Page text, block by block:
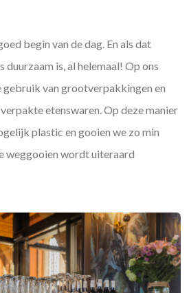
begin van de dag. En als dat
is, al helemaal! Op ons
van grootverpakkingen en
etenswaren. Op deze manier
plastic en gooien we zo min
weggooien wordt uiteraard